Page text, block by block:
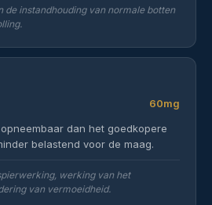
de instandhouding van normale botten
60mg
dan het goedkopere
belastend voor de maag.
werking van het
van vermoeidheid.